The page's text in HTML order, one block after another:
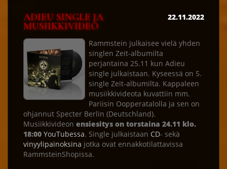
ADIEU SINGLE JA
MUSIIKKIVIDEO
22.11.2022
Rammstein julkaisee vielä yhden
singlen Zeit-albumilta
perjantaina 25.11 kun Adieu
single julkaistaan. Kyseessä on 5.
single Zeit-albumilta. Kappaleen
musiikkivideota kuvattiin mm.
Pariisin Oopperatalolla ja sen on
ohjannut Specter Berlin (Deutschland).
Musiikkivideon ensiesitys on torstaina 24.11 klo.
18:00 YouTubessa. Single julkaistaan CD- sekä
vinyylipainoksina jotka ovat ennakkotilattavissa
RammsteinShopissa.